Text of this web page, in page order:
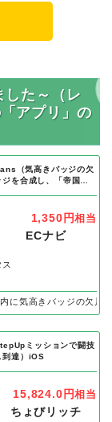
した～（レ
アプリ」の
（気高きバッジの欠
ジを合成し、「帝国五
1,350円相当
ECナビ
に気高きバッジの欠片
ミッションで闘技
到達）iOS
15,824.0円相当
ちょびリッチ